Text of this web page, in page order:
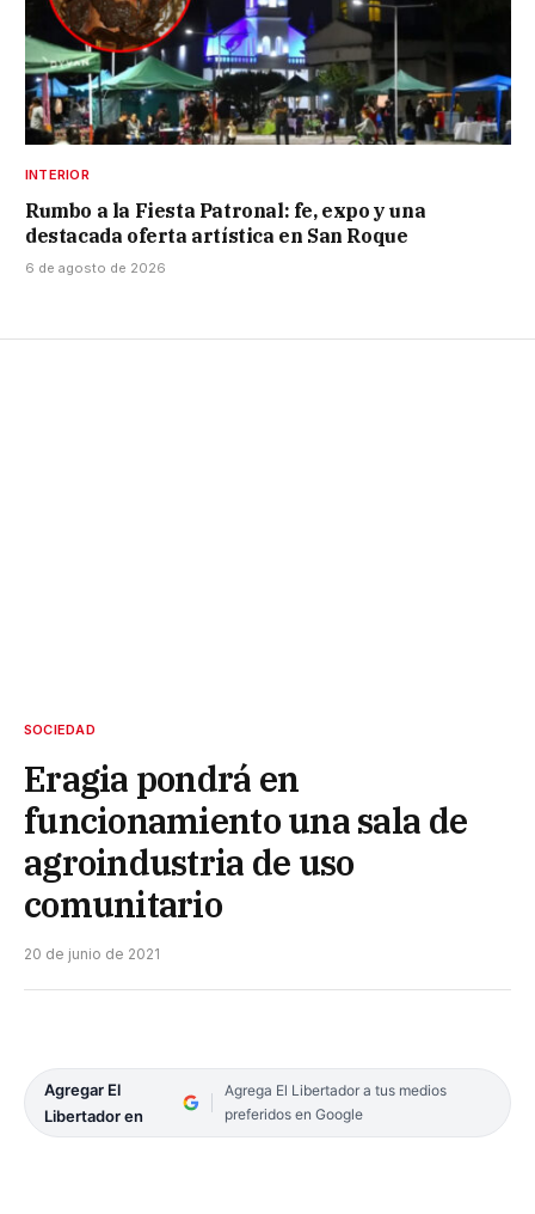
INTERIOR
Rumbo a la Fiesta Patronal: fe, expo y una
destacada oferta artística en San Roque
6 de agosto de 2026
SOCIEDAD
Eragia pondrá en
funcionamiento una sala de
agroindustria de uso
comunitario
20 de junio de 2021
Agregar El
Libertador en
Agrega El Libertador a tus medios
preferidos en Google